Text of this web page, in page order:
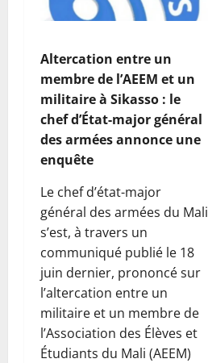
Altercation entre un
membre de l’AEEM et un
militaire à Sikasso : le
chef d’État-major général
des armées annonce une
enquête
Le chef d’état-major
général des armées du Mali
s’est, à travers un
communiqué publié le 18
juin dernier, prononcé sur
l’altercation entre un
militaire et un membre de
l’Association des Élèves et
Étudiants du Mali (AEEM)